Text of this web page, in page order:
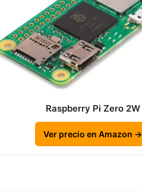
Raspberry Pi Zero 2W
Ver precio en Amazon →